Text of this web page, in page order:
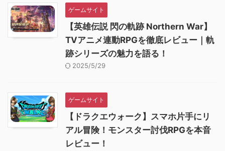
ゲームサイト
【英雄伝説 閃の軌跡 Northern War】
TVアニメ連動RPGを徹底レビュー｜軌
跡シリーズの魅力を語る！
2025/5/29
ゲームサイト
【ドラクエウォーク】スマホ片手にリ
アル冒険！モンスター討伐RPGを本音
レビュー！